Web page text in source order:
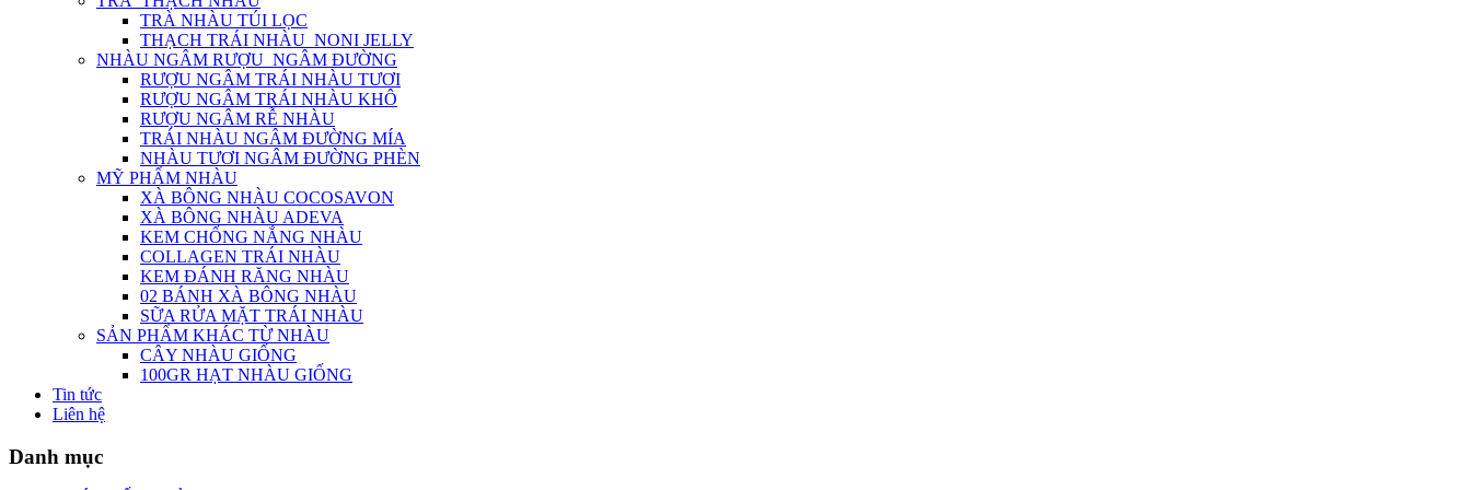
TRÀ NHÀU TÚI LỌC
THẠCH TRÁI NHÀU_NONI JELLY
NHÀU NGÂM RƯỢU_NGÂM ĐƯỜNG
RƯỢU NGÂM TRÁI NHÀU TƯƠI
RƯỢU NGÂM TRÁI NHÀU KHÔ
RƯỢU NGÂM RỄ NHÀU
TRÁI NHÀU NGÂM ĐƯỜNG MÍA
NHÀU TƯƠI NGÂM ĐƯỜNG PHÈN
MỸ PHẨM NHÀU
XÀ BÔNG NHÀU COCOSAVON
XÀ BÔNG NHÀU ADEVA
KEM CHỐNG NẮNG NHÀU
COLLAGEN TRÁI NHÀU
KEM ĐÁNH RĂNG NHÀU
02 BÁNH XÀ BÔNG NHÀU
SỮA RỬA MẶT TRÁI NHÀU
SẢN PHẨM KHÁC TỪ NHÀU
CÂY NHÀU GIỐNG
100GR HẠT NHÀU GIỐNG
Tin tức
Liên hệ
Danh mục